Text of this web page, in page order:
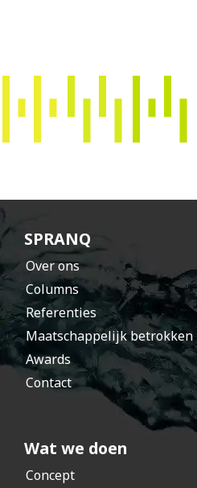
sp r
ht
SPRANQ
Over ons
Columns
Referenties
Maatschappelijk betrokken
Awards
Contact
Wat we doen
Concept